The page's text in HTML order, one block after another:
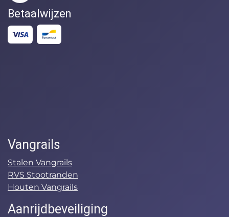
Betaalwijzen
Vangrails
Stalen Vangrails
RVS Stootranden
Houten Vangrails
Aanrijdbeveiliging